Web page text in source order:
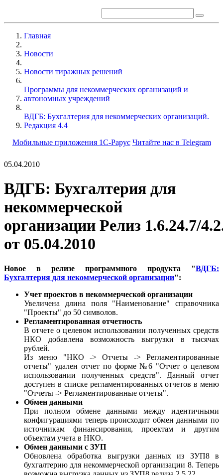
Главная
Новости
Новости тиражных решений
Программы для некоммерческих организаций и
автономных учреждений
ВДГБ: Бухгалтерия для некоммерческих организаций.
Редакция 4.4
Мобильные приложения 1С-Рарус Читайте нас в Telegram
05.04.2010
ВДГБ: Бухгалтерия для
некоммерческой
организации Релиз 1.6.24.7/
от 05.04.2010
Новое в релизе программного продукта "ВДГБ:
Бухгалтерия для некоммерческой организации":
Учет проектов в некоммерческой организации
Увеличена длина поля "Наименование" справочника
"Проекты" до 50 символов.
Регламентированная отчетность
В отчете о целевом использовании полученных средств
НКО добавлена возможность выгрузки в тысячах
рублей.
Из меню "НКО -> Отчеты -> Регламентированные
отчеты" удален отчет по форме №6 "Отчет о целевом
использовании полученных средств". Данный отчет
доступен в списке регламентированных отчетов в меню
"Отчеты -> Регламентированные отчеты".
Обмен данными
При полном обмене данными между идентичными
конфигурациями теперь происходит обмен данными по
источникам финансирования, проектам и другим
объектам учета в НКО.
Обмен данными с ЗУП
Обновлена обработка выгрузки данных из ЗУП8 в
бухгалтерию для некоммерческой организации 8. Теперь